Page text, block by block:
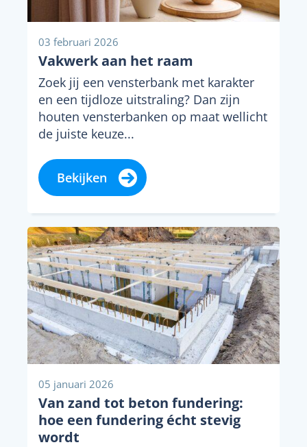
03 februari 2026
Vakwerk aan het raam
Zoek jij een vensterbank met karakter
en een tijdloze uitstraling? Dan zijn
houten vensterbanken op maat wellicht
de juiste keuze...
Bekijken
05 januari 2026
Van zand tot beton fundering:
hoe een fundering écht stevig
wordt